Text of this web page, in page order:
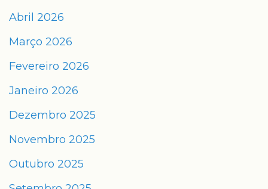
Abril 2026
Março 2026
Fevereiro 2026
Janeiro 2026
Dezembro 2025
Novembro 2025
Outubro 2025